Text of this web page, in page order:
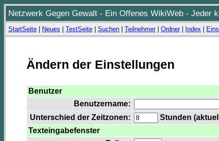
Netzwerk Gegen Gewalt - Ein Offenes WikiWeb - Jeder
StartSeite Neues TestSeite Suchen Teilnehmer| Ordner| Index
Ändern der Einstellungen
Benutzer
Benutzername:
Unterschied der Zeitzonen:
Stunden
Texteingabefenster